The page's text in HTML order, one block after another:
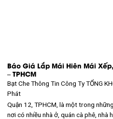
Báo Giá Lắp Mái Hiên Mái
– TPHCM
Bạt Che Thông Tin Công Ty TỔNG
Phát
Quận 12, TPHCM, là một trong
nơi có nhiều nhà ở, quán cà phê, nhà